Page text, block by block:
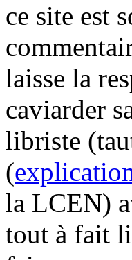
ce site est
laisse la
caviarder
libriste
(
la LCEN)
tout à fait